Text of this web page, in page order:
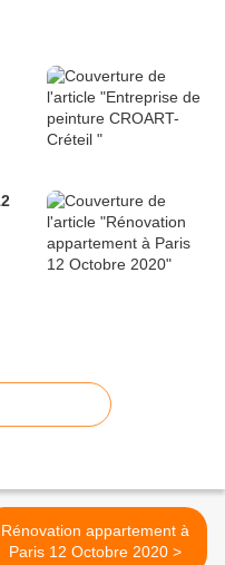
Rénovation appartement à
Paris 12 Octobre 2020 >